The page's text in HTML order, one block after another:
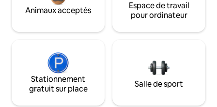
Animaux acceptés
Espace de travail
pour ordinateur
Stationnement
gratuit sur place
Salle de sport